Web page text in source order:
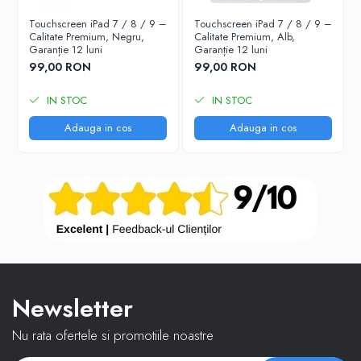
iPhone 13 Pro Max
iPhone 13 Pro
iPhone 13
iPhone 13 mini
iPhone 12 Pro Max
iPhone 12 Pro
iPhone 12 mini
iPhone 11 Pro Max
iPhone 11
iPhone XS
iPhone XR
Touchscreen iPad 7 / 8 / 9 –
Calitate Premium, Negru,
Garanție 12 luni
99,00 RON
IN STOC
Adauga in cos
Touchscreen iPad 7 / 8 / 9 –
Calitate Premium, Alb,
Garanție 12 luni
99,00 RON
IN STOC
Adauga in cos
Newsletter
Nu rata ofertele si promotiile noastre